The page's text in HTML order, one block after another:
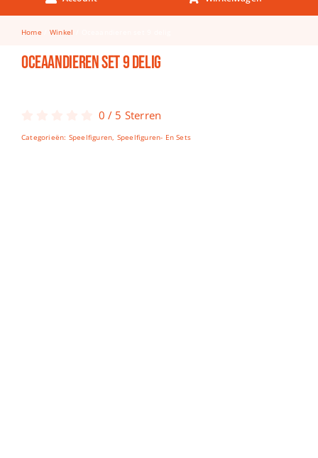
Keuken & Tafelen
Kinderfietsen
Knutselen
Spellen
Home Winkel
Oceaandieren set 9 delig
0 / 5 Sterren
Categorieën: Speelfiguren, Speelfiguren- En Sets